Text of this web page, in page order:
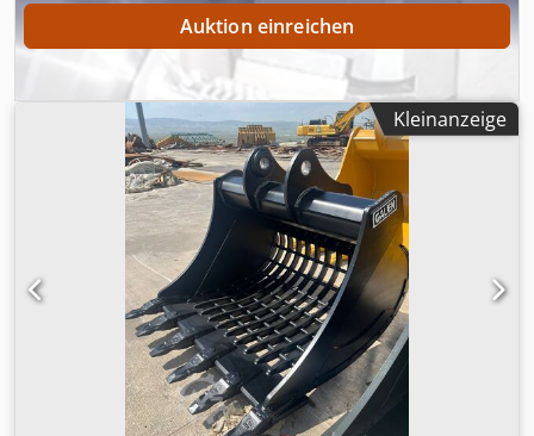
Auktion einreichen
Kleinanzeige